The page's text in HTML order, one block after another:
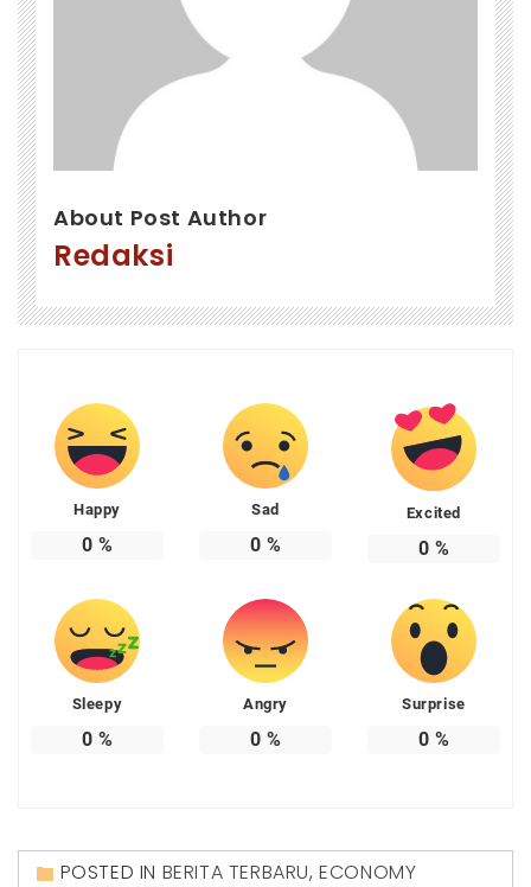
About Post Author
Redaksi
Happy
0 %
Sad
0 %
Excited
0 %
Sleepy
0 %
Angry
0 %
Surprise
0 %
POSTED IN BERITA TERBARU,ECONOMY